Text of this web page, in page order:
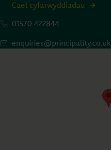
Cael cyfarwyddiadau
01570 422844
enquiries@principality.co.uk